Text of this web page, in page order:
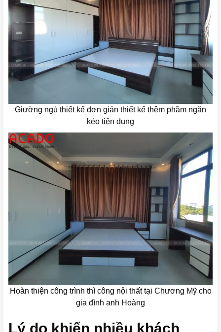
Giường ngủ thiết kế đơn giản thiết kế thêm phầm ngăn
kéo tiện dụng
Hoàn thiện công trình thì công nội thất tại Chương Mỹ cho
gia đình anh Hoàng
Lý do khiến nhiều khách